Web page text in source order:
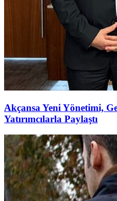
Akçansa Yeni Yönetimi,
Yatırımcılarla Paylaştı